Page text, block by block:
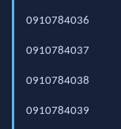
0910784036
0910784037
0910784038
0910784039